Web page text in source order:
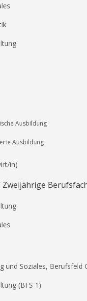
Ausbildung
Ausbildung
in)
Zweijährige
und Soziales, Berufsfeld
(BFS 1)